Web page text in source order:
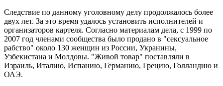
Следствие по данному уголовному делу продолжалось более
двух лет. За это время удалось установить исполнителей и
организаторов картеля. Согласно материалам дела, с 1999 по
2007 год членами сообщества было продано в "сексуальное
рабство" около 130 женщин из России, Укранины,
Узбекистана и Молдовы. "Живой товар" поставляли в
Израиль, Италию, Испанию, Германию, Грецию, Голландию и
ОАЭ.